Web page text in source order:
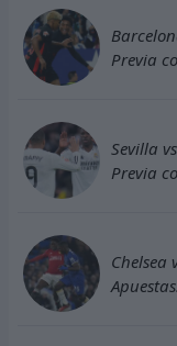
Previa
Sevilla
Previa
Chelsea